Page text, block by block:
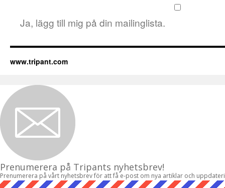
Ja, lägg till mig på din mailinglista.
www.tripant.com
Prenumerera på Tripants nyhetsbrev!
Prenumerera på vårt nyhetsbrev för att få e-post om nya artiklar och